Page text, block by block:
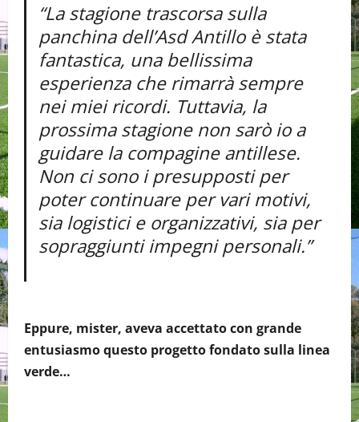
“La stagione trascorsa sulla
panchina dell’Asd Antillo è stata
fantastica, una bellissima
esperienza che rimarrà sempre
nei miei ricordi. Tuttavia, la
prossima stagione non sarò io a
guidare la compagine antillese.
Non ci sono i presupposti per
poter continuare per vari motivi,
sia logistici e organizzativi, sia per
sopraggiunti impegni personali.”
Eppure, mister, aveva accettato con grande
entusiasmo questo progetto fondato sulla linea
verde…